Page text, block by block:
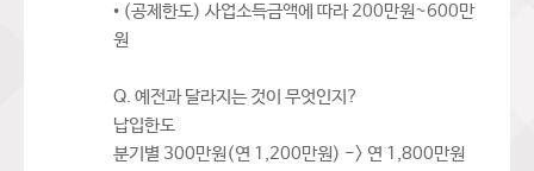
• (공제한도) 사업소득금액에 따라 200만원~600만
원
Q. 예전과 달라지는 것이 무엇인지?
납입한도
분기별 300만원(연 1,200만원) -> 연 1,800만원